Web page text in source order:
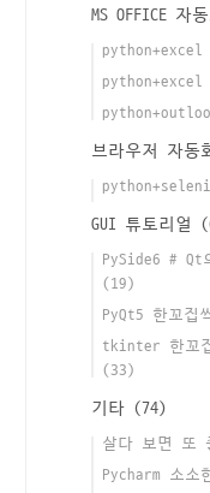
MS OFFICE 자
python+excel
python+excel
브라우저 자동
GUI 튜토리얼
PySide6 # Qt
(19)
PyQt5 한꼬집
tkinter 한꼬집
(33)
기타 (74)
살다 보면 또
Pycharm 소소